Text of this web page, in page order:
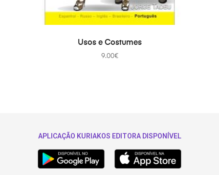
TOEVOEGEN AAN WINKELWAGEN
Usos e Costumes
9.00€
APLICAÇÃO KURIAKOS EDITORA DISPONÍVEL